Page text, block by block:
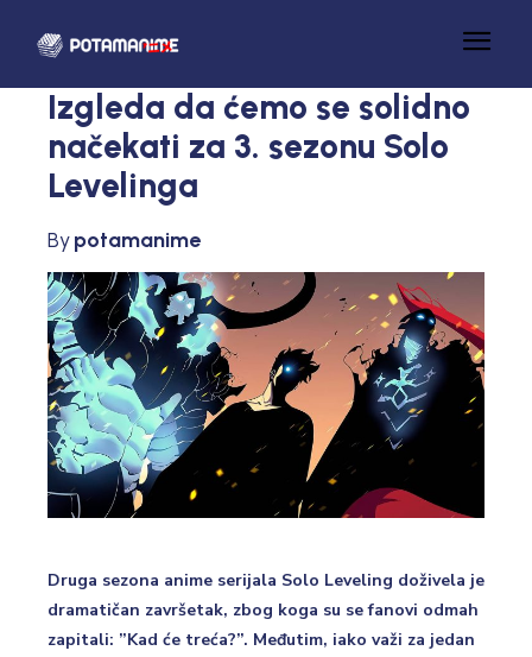
Izgleda da ćemo se solidno
načekati za 3. sezonu Solo
Levelinga
Bypotamanime
Druga sezona anime serijala Solo Leveling doživela je
dramatičan završetak, zbog koga su se fanovi odmah
zapitali: ”Kad će treća?”. Međutim, iako važi za jedan